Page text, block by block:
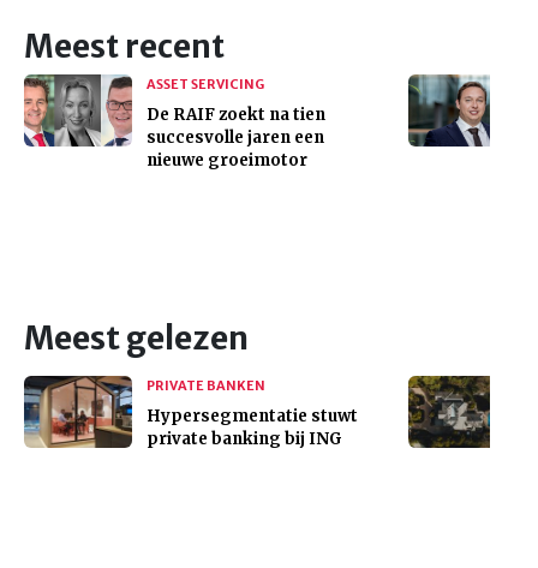
Meest recent
ASSET SERVICING
De RAIF zoekt na tien
succesvolle jaren een
nieuwe groeimotor
Meest gelezen
PRIVATE BANKEN
Hypersegmentatie stuwt
private banking bij ING